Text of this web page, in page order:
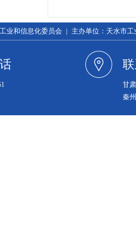
业和信息化委员会 | 主办单位：天水市
甘
秦